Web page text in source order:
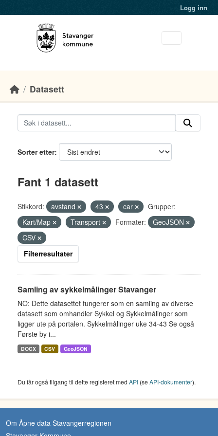
Logg inn
Datasett
Sorter etter
Fant 1 datasett
Stikkord: avstand 43 car
Grupper:
Kart/Map
Transport Formater:
GeoJSON
CSV
Filterresultater
Samling av sykkelmålinger Stavanger
NO: Dette datasettet fungerer som en samling av diverse
datasett som omhandler Sykkel og Sykkelmålinger som
ligger ute på portalen. Sykkelmålinger uke 34-43 Se også
Første by i...
DOCX CSV GeoJSON
Du får også tilgang til dette registeret med API (seAPI-dokumenter).
Om Åpne data Stavangerregionen